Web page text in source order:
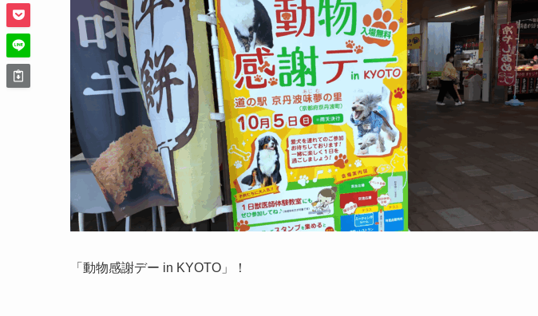
「動物感謝デー in KYOTO」！